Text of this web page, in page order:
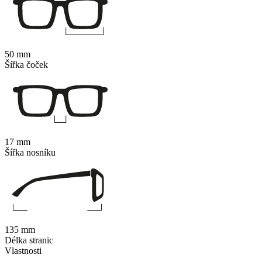
Vlastnosti
50 mm
Šířka čoček
17 mm
Šířka nosníku
135 mm
Délka stranic